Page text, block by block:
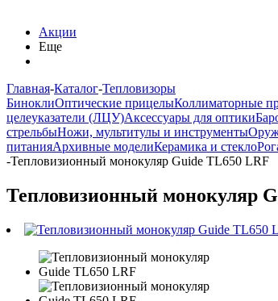
Акции
Еще
Главная-Каталог-Тепловизоры
БиноклиОптические прицелыКоллиматорные
целеуказатели (ЛЦУ)Аксессуары для оптики
стрельбыНожи, мультитулы и инструменты
питанияАрхивные моделиКерамика и стекло
-Тепловизионный монокуляр Guide TL650 LRF
Тепловизионный монокуляр